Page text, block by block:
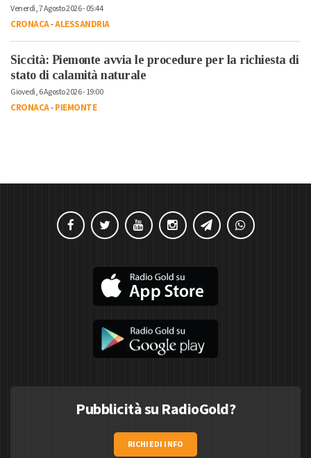
Venerdì, 7 Agosto 2026 - 05:44
CRONACA-ALESSANDRIA
Siccità: Piemonte avvia le procedure per la richiesta di
stato di calamità naturale
Giovedì, 6 Agosto 2026 - 19:00
CRONACA-PIEMONTE
Pubblicità su RadioGold?
RICHIEDI INFO